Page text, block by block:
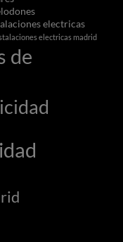
electricas
electricas madrid
de